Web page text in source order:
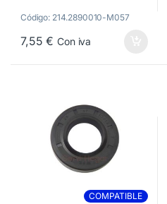
12638100003305
– 81874179 –
AS0074222
Código: 214.2890010-M057
7,55€ Con iva
COMPATIBLE